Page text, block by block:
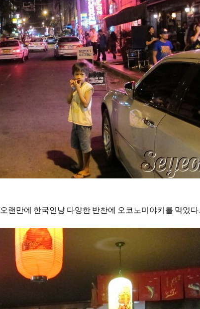
랜만에 한국인냥 다양한 반찬에 오코노미야키를 먹었다.